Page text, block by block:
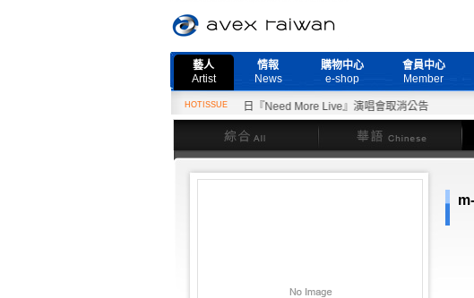
藝人
Artist
情報
News
購物中心
e-shop
會員中心
Member
HOTISSUE
2月27日『Need More Live』演唱會取消公告
綜合 華語